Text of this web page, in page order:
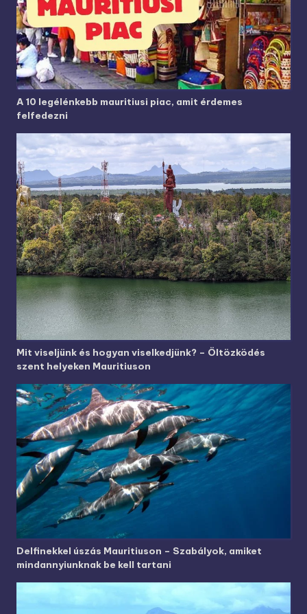
A 10 legélénkebb mauritiusi piac, amit érdemes
felfedezni
Mit viseljünk és hogyan viselkedjünk? – Öltözködés
szent helyeken Mauritiuson
Delfinekkel úszás Mauritiuson – Szabályok, amiket
mindannyiunknak be kell tartani